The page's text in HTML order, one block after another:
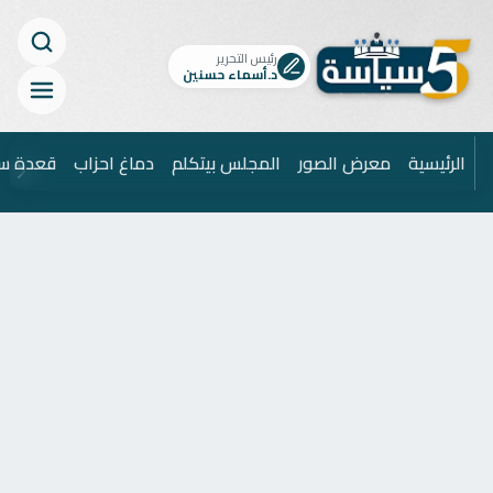
رئيس التحرير
د.أسماء حسنين
الرئيسية معرض الصور المجلس بيتكلم دماغ احزاب قعدة